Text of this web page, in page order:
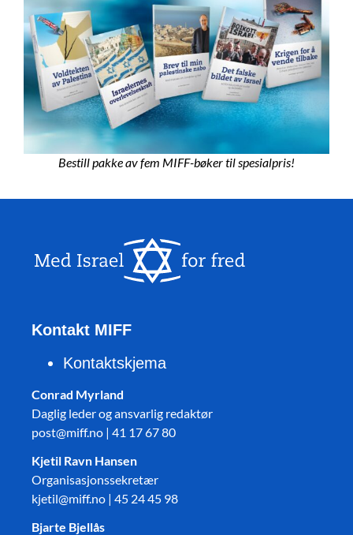
Bestill pakke av fem MIFF-bøker til spesialpris!
Kontakt MIFF
Kontaktskjema
Conrad Myrland
Daglig leder og ansvarlig redaktør
post@miff.no | 41 17 67 80
Kjetil Ravn Hansen
Organisasjonssekretær
kjetil@miff.no | 45 24 45 98
Bjarte Bjellås